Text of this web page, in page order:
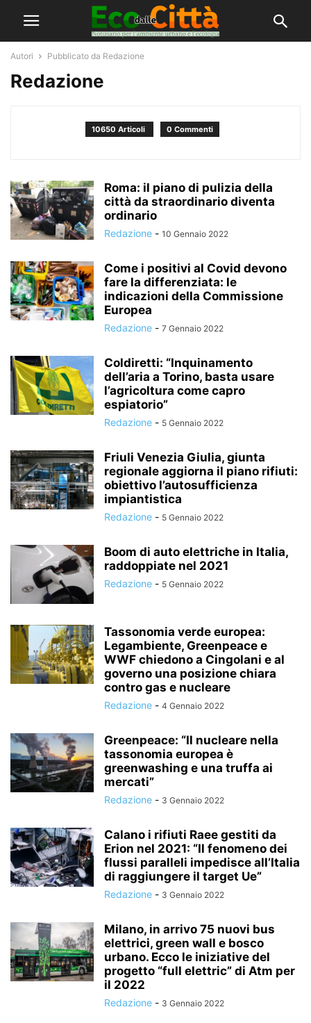
Autori Pubblicato da Redazione
Redazione
10650 Articoli 0 Commenti
Roma: il piano di pulizia della
città da straordinario diventa
ordinario
Redazione - 10 Gennaio 2022
Come i positivi al Covid devono
fare la differenziata: le
indicazioni della Commissione
Europea
Redazione - 7 Gennaio 2022
Coldiretti: “Inquinamento
dell’aria a Torino, basta usare
l’agricoltura come capro
espiatorio”
Redazione - 5 Gennaio 2022
Friuli Venezia Giulia, giunta
regionale aggiorna il piano rifiuti:
obiettivo l’autosufficienza
impiantistica
Redazione - 5 Gennaio 2022
Boom di auto elettriche in Italia,
raddoppiate nel 2021
Redazione - 5 Gennaio 2022
Tassonomia verde europea:
Legambiente, Greenpeace e
WWF chiedono a Cingolani e al
governo una posizione chiara
contro gas e nucleare
Redazione - 4 Gennaio 2022
Greenpeace: “Il nucleare nella
tassonomia europea è
greenwashing e una truffa ai
mercati”
Redazione - 3 Gennaio 2022
Calano i rifiuti Raee gestiti da
Erion nel 2021: “Il fenomeno dei
flussi paralleli impedisce all’Italia
di raggiungere il target Ue”
Redazione - 3 Gennaio 2022
Milano, in arrivo 75 nuovi bus
elettrici, green wall e bosco
urbano. Ecco le iniziative del
progetto “full elettric” di Atm per
il 2022
Redazione - 3 Gennaio 2022